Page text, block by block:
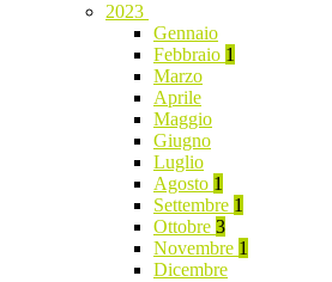
2023
Gennaio
Febbraio 1
Marzo
Aprile
Maggio
Giugno
Luglio
Agosto 1
Settembre 1
Ottobre 3
Novembre 1
Dicembre